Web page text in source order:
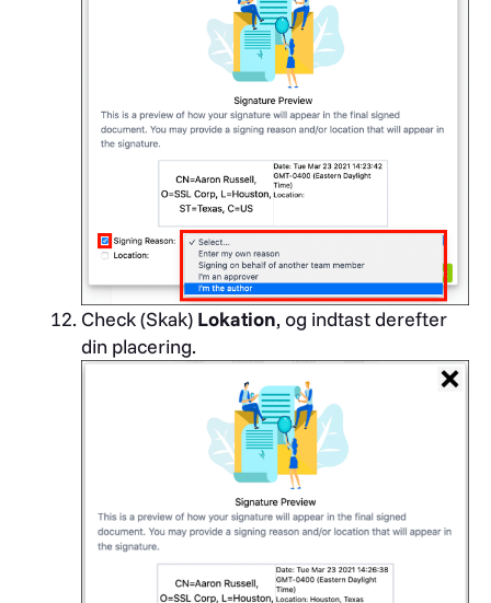
Check (Skak) Lokation, og indtast derefter
din placering.